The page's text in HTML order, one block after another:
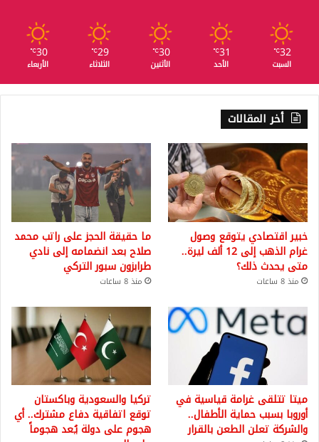
32
℃
السبت
31
℃
الأحد
30
℃
الأثنين
29
℃
الثلاثاء
30
℃
الأربعاء
أخر المقالات
خبير اقتصادي يتوقع وصول
غرام الذهب إلى 12 ألف ليرة..
متى يحدث ذلك؟
منذ 8 ساعات
ما حقيقة الحجز على راتب محمد
صلاح بعد انضمامه إلى نادي
طرابزون سبور التركي
منذ 8 ساعات
ميتا تتلقى غرامة قياسية في
أوروبا بسبب حماية الأطفال..
والشركة تعلن الطعن بالقرار
تركيا والسعودية وباكستان
توقع اتفاقية دفاع مشترك.. أي
هجوم على دولة يُعد هجوماً